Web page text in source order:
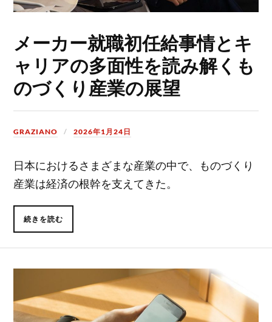
メーカー就職初任給事情とキ
ャリアの多面性を読み解くも
のづくり産業の展望
GRAZIANO 2026年1月24日
日本におけるさまざまな産業の中で、ものづくり
産業は経済の根幹を支えてきた。
続きを読む